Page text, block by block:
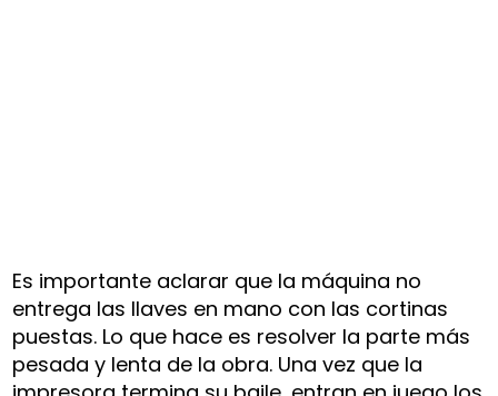
Es importante aclarar que la máquina no
entrega las llaves en mano con las cortinas
puestas. Lo que hace es resolver la parte más
pesada y lenta de la obra. Una vez que la